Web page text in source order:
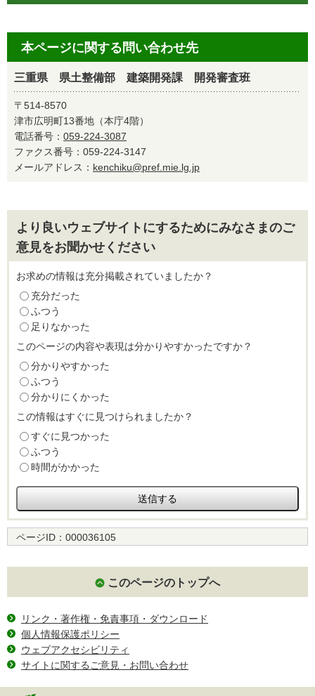
本ページに関する問い合わせ先
三重県 県土整備部 建築開発課 開発審査班
〒514-8570
津市広明町13番地（本庁4階）
電話番号： 059-224-3087
ファクス番号：059-224-3147
メールアドレス： kenchiku@pref.mie.lg.jp
より良いウェブサイトにするためにみなさまのご
意見をお聞かせください
お求めの情報は充分掲載されていましたか？
充分だった
ふつう
足りなかった
このページの内容や表現は分かりやすかったですか？
分かりやすかった
ふつう
分かりにくかった
この情報はすぐに見つけられましたか？
すぐに見つかった
ふつう
時間がかかった
ページID： 000036105
このページのトップへ
リンク・著作権・免責事項・ダウンロード
個人情報保護ポリシー
ウェブアクセシビリティ
サイトに関するご意見・お問い合わせ